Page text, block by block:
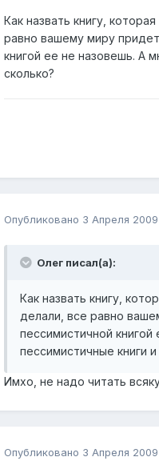
Как назвать книгу,
равно вашему миру
книгой ее не назовешь. А
сколько?
Опубликовано 3 Апреля 2009
Олег писал(а):
Как назвать книгу,
делали, все равно
пессимистичной
пессимистичные книги и
Имхо, не надо читать
Опубликовано 3 Апреля 2009